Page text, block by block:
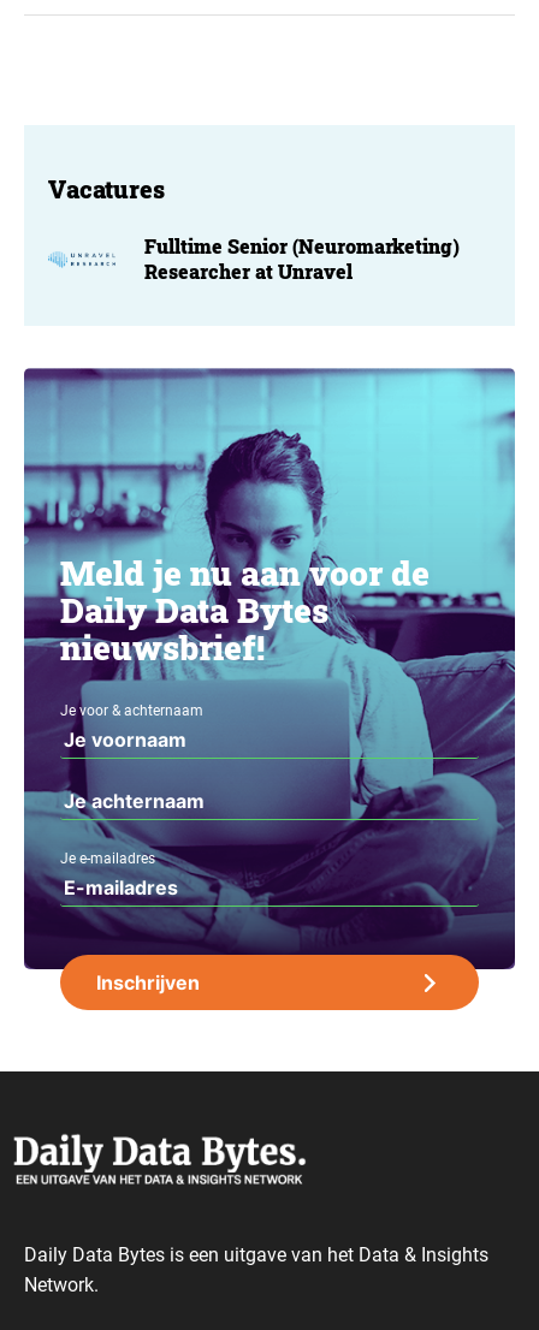
Vacatures
Fulltime Senior (Neuromarketing)
Researcher at Unravel
Meld je nu aan voor de
Daily Data Bytes
nieuwsbrief!
Je voor & achternaam
Je e-mailadres
Daily Data Bytes is een uitgave van het Data & Insights
Network.